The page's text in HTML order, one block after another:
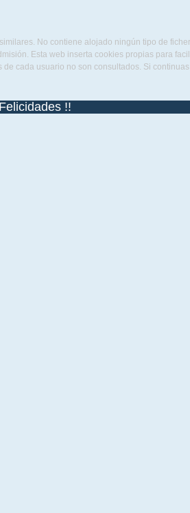
No contiene alojado ningún tipo de
Esta web inserta cookies propias para
cada usuario no son consultados. Si
Felicidades !!